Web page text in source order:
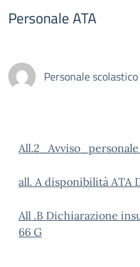
Personale ATA
Personale scolastico
all. A disponibilità ATA
All .B Dichiarazione
66 G